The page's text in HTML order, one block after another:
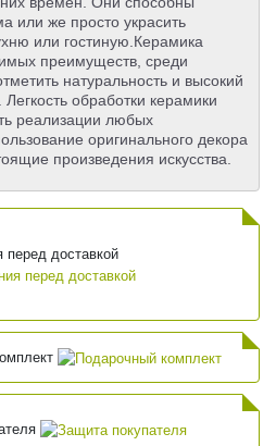
или же просто украсить
или гостиную.Керамика
преимуществ, среди
натуральность и высокий
обработки керамики
реализации любых
оригинального декора
произведения искусства.
перед доставкой